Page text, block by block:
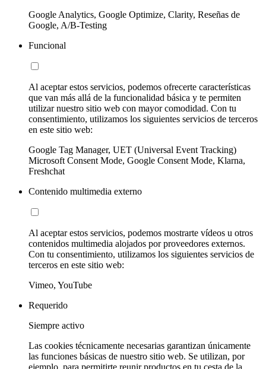
Google Analytics, Google Optimize, Clarity, Reseñas de
Google, A/B-Testing
Funcional
Al aceptar estos servicios, podemos ofrecerte características
que van más allá de la funcionalidad básica y te permiten
utilizar nuestro sitio web con mayor comodidad. Con tu
consentimiento, utilizamos los siguientes servicios de terceros
en este sitio web:
Google Tag Manager, UET (Universal Event Tracking)
Microsoft Consent Mode, Google Consent Mode, Klarna,
Freshchat
Contenido multimedia externo
Al aceptar estos servicios, podemos mostrarte vídeos u otros
contenidos multimedia alojados por proveedores externos.
Con tu consentimiento, utilizamos los siguientes servicios de
terceros en este sitio web:
Vimeo, YouTube
Requerido
Siempre activo
Las cookies técnicamente necesarias garantizan únicamente
las funciones básicas de nuestro sitio web. Se utilizan, por
ejemplo, para permitirte reunir productos en tu cesta de la